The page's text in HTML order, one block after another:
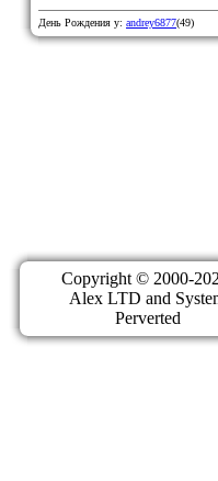
День Рождения у: andrey6877(49)
Copyright © 2000-
Alex LTD and
Perverted